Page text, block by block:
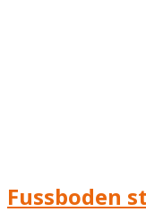
Fussboden